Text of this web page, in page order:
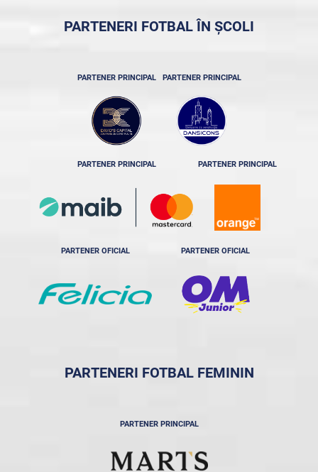
PARTENERI FOTBAL ÎN ȘCOLI
PARTENER PRINCIPAL PARTENER PRINCIPAL
PARTENER PRINCIPAL PARTENER PRINCIPAL
PARTENER OFICIAL PARTENER OFICIAL
PARTENERI FOTBAL FEMININ
PARTENER PRINCIPAL